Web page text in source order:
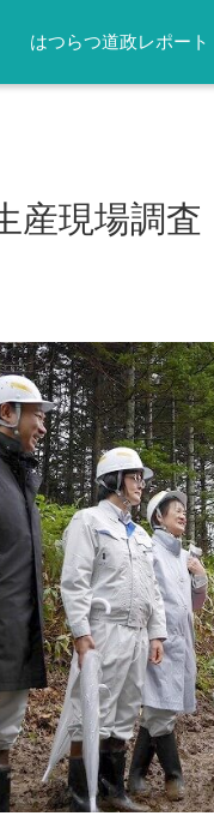
はつらつ道政レポート
産現場調査